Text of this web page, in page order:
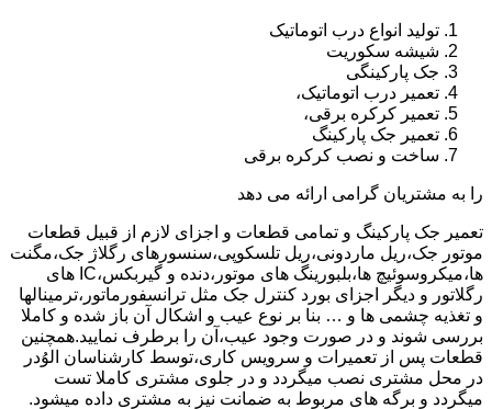
تولید انواع درب اتوماتیک
شیشه سکوریت
جک پارکینگی
تعمیر درب اتوماتیک،
تعمیر کرکره برقی،
تعمیر جک پارکینگ
ساخت و نصب کرکره برقی
را به مشتریان گرامی ارائه می دهد
تعمیر جک پارکینگ و تمامی قطعات و اجزای لازم از قبیل قطعات
موتور جک،ریل ماردونی،ریل تلسکوپی،سنسورهای رگلاژ جک،مگنت
ها،میکروسوئیچ ها،بلبورینگ های موتور،دنده و گیربکس،IC های
رگلاتور و دیگر اجزای بورد کنترل جک مثل ترانسفورماتور،ترمینالها
و تغذیه چشمی ها و … بنا بر نوع عیب و اشکال آن باز شده و کاملا
بررسی شوند و در صورت وجود عیب،آن را برطرف نمایید.همچنین
قطعات پس از تعمیرات و سرویس کاری،توسط کارشناسان الوُدر
در محل مشتری نصب میگردد و در جلوی مشتری کاملا تست
میگردد و برگه های مربوط به ضمانت نیز به مشتری داده میشود.